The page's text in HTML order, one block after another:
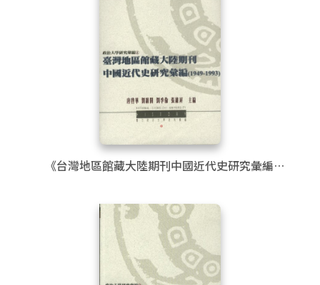
《台灣地區館藏大陸期刊中國近代史研究彙編